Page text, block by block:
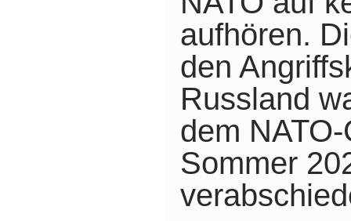
aufhören.
den
Russland
dem
Sommer